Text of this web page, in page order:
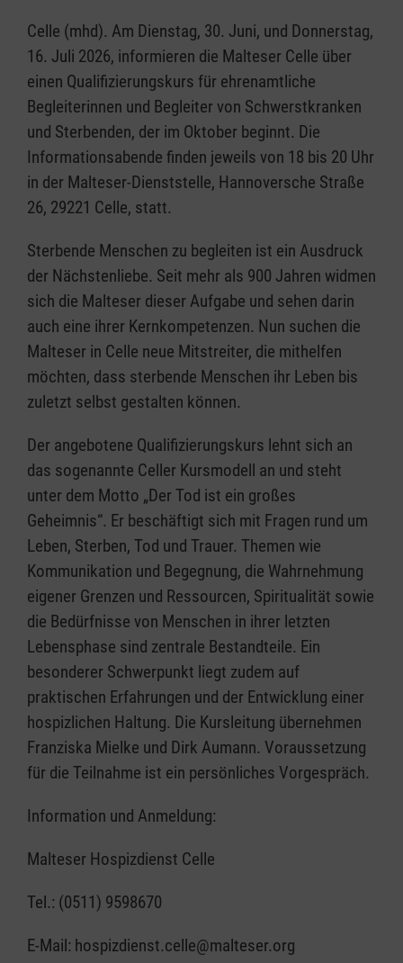
Celle (mhd). Am Dienstag, 30. Juni, und Donnerstag,
16. Juli 2026, informieren die Malteser Celle über
einen Qualifizierungskurs für ehrenamtliche
Begleiterinnen und Begleiter von Schwerstkranken
und Sterbenden, der im Oktober beginnt. Die
Informationsabende finden jeweils von 18 bis 20 Uhr
in der Malteser-Dienststelle, Hannoversche Straße
26, 29221 Celle, statt.
Sterbende Menschen zu begleiten ist ein Ausdruck
der Nächstenliebe. Seit mehr als 900 Jahren widmen
sich die Malteser dieser Aufgabe und sehen darin
auch eine ihrer Kernkompetenzen. Nun suchen die
Malteser in Celle neue Mitstreiter, die mithelfen
möchten, dass sterbende Menschen ihr Leben bis
zuletzt selbst gestalten können.
Der angebotene Qualifizierungskurs lehnt sich an
das sogenannte Celler Kursmodell an und steht
unter dem Motto „Der Tod ist ein großes
Geheimnis“. Er beschäftigt sich mit Fragen rund um
Leben, Sterben, Tod und Trauer. Themen wie
Kommunikation und Begegnung, die Wahrnehmung
eigener Grenzen und Ressourcen, Spiritualität sowie
die Bedürfnisse von Menschen in ihrer letzten
Lebensphase sind zentrale Bestandteile. Ein
besonderer Schwerpunkt liegt zudem auf
praktischen Erfahrungen und der Entwicklung einer
hospizlichen Haltung. Die Kursleitung übernehmen
Franziska Mielke und Dirk Aumann. Voraussetzung
für die Teilnahme ist ein persönliches Vorgespräch.
Information und Anmeldung:
Malteser Hospizdienst Celle
Tel.: (0511) 9598670
E-Mail: hospizdienst.celle@malteser.org